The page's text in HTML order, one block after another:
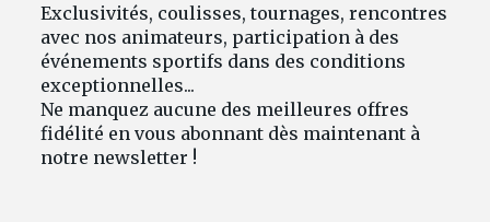
Exclusivités, coulisses, tournages, rencontres
avec nos animateurs, participation à des
événements sportifs dans des conditions
exceptionnelles...
Ne manquez aucune des meilleures offres
fidélité en vous abonnant dès maintenant à
notre newsletter !